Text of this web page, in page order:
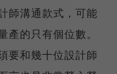
師溝通款式，可能
產的只有個位數。
要和幾十位設計師